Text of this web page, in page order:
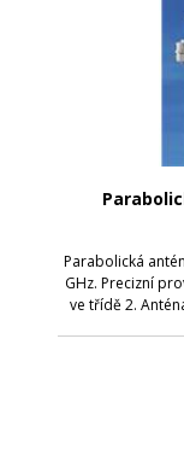
Parabolická
GHz. Precizní
ve třídě 2.